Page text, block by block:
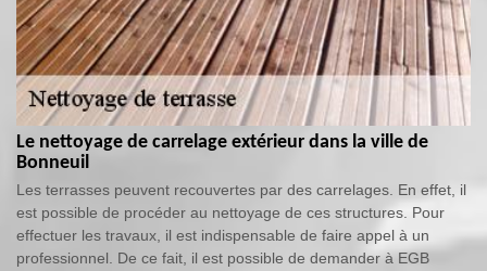
Le nettoyage de carrelage extérieur dans la ville de
Bonneuil
Les terrasses peuvent recouvertes par des carrelages. En effet, il
est possible de procéder au nettoyage de ces structures. Pour
effectuer les travaux, il est indispensable de faire appel à un
professionnel. De ce fait, il est possible de demander à EGB